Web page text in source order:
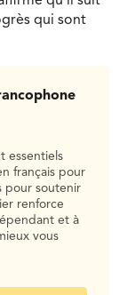
qui sont
essentiels
français pour
pour soutenir
renforce
et à
vous